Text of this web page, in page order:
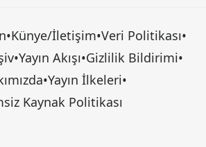
•Künye/İletişim•Veri Politikası•
•Yayın Akışı•Gizlilik Bildirimi•
•Yayın İlkeleri•
Kaynak Politikası